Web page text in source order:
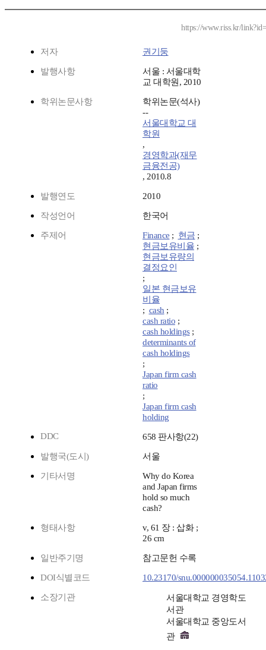
https://www.riss.kr/
저자 권기둥
발행사항
서울 : 서울대학
교 대학원, 2010
학위논문사항
학위논문(석사)
--
서울대학교 대
학원
,
경영학과(재무
금융전공)
, 2010.8
발행연도 2010
작성언어 한국어
주제어 Finance ; 현금 ;
현금보유비율 ;
현금보유량의
결정요인
;
일본 현금보유
비율
; cash ;
cash ratio ;
cash holdings;
determinants of
cash holdings
;
Japan firm cash
ratio
;
Japan firm cash
holding
DDC
658 판사항(22)
발행국(도시) 서울
기타서명
Why do Korea
and Japan firms
hold so much
cash?
형태사항
v, 61 장 : 삽화 ;
26 cm
일반주기명 참고문헌 수록
DOI식별코드 10.23170/
소장기관
서울대학교 경영학도
서관
서울대학교 중앙도서
관